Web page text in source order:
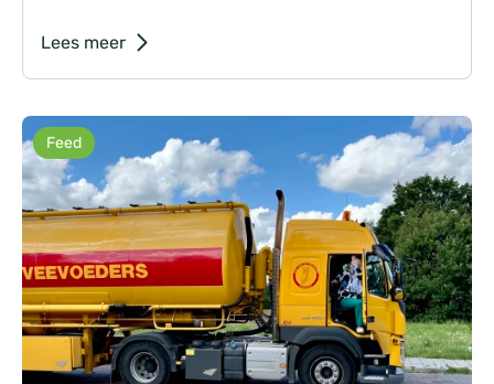
Lees meer
Feed